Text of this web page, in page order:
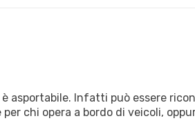
asportabile. Infatti può essere
chi opera a bordo di veicoli,